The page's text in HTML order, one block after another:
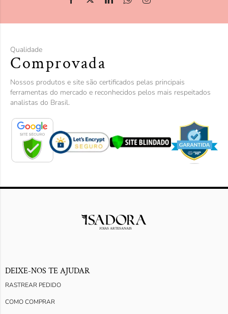
Qualidade
Comprovada
Nossos produtos e site são certificados pelas principais
ferramentas do mercado e reconhecidos pelos mais respeitados
analistas do Brasil.
DEIXE-NOS TE AJUDAR
RASTREAR PEDIDO
COMO COMPRAR